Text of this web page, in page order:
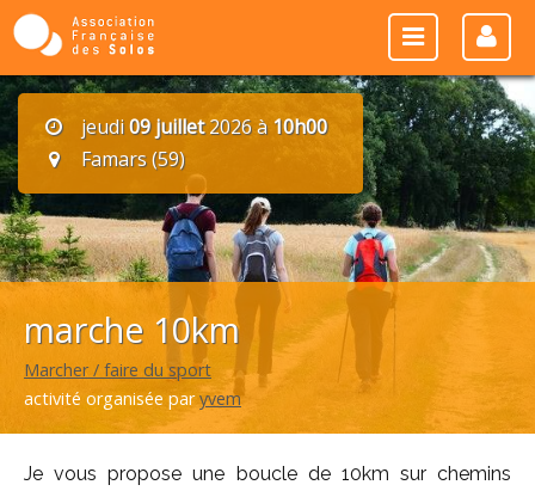
jeudi09 juillet2026 à10h00
Famars (59)
marche 10km
Marcher / faire du sport
activité organisée paryvem
Je vous propose une boucle de 10km sur chemins